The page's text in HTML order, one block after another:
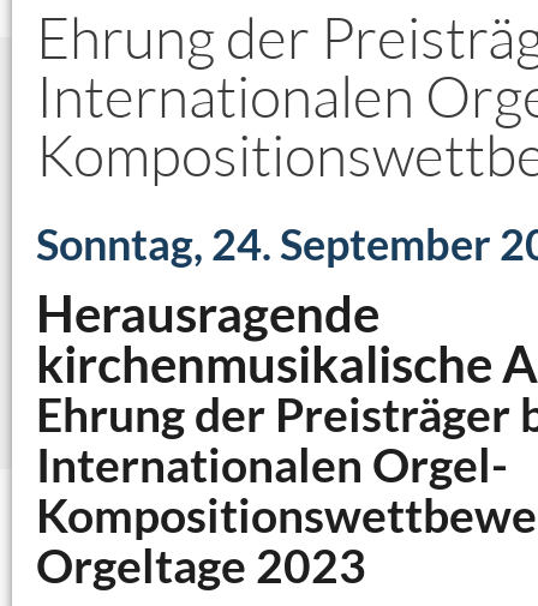
Ehrung der
Internationalen
Sonntag, 24. September
Herausragende
kirchenmusikalische
Ehrung der Preisträger
Internationalen Orgel-
Orgeltage 2023